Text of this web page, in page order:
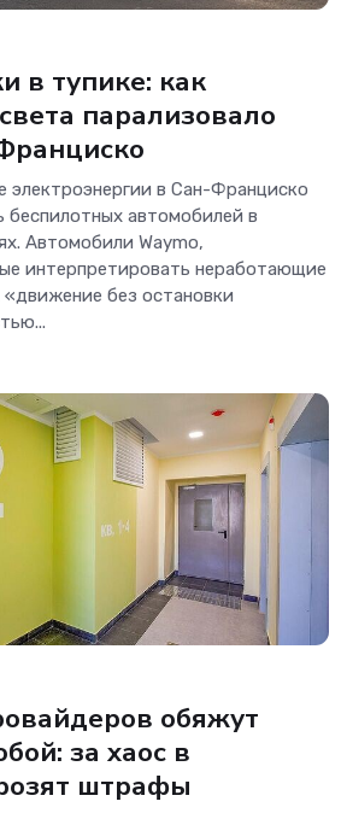
в тупике: как
парализовало
электроэнергии в Сан-Франциско
беспилотных автомобилей в
Автомобили Waymo,
интерпретировать неработающие
без остановки
обяжут
за хаос в
штрафы